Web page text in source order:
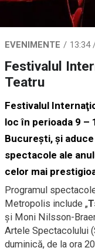
EVENIMENTE 13:34
Festivalul
Teatru
Festivalul
loc în perioada 9 –
Bucureşti, şi
spectacole ale
celor mai
Programul
Metropolis include „
şi Moni Nilsson-
Artele Spectacolului
duminică, de la ora